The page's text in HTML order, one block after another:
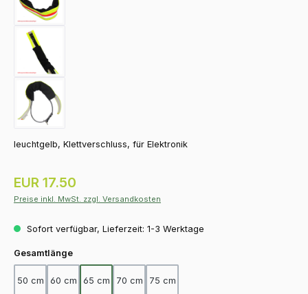
leuchtgelb, Klettverschluss, für Elektronik
Regulärer Preis:
EUR 17.50
Preise inkl. MwSt. zzgl. Versandkosten
Sofort verfügbar, Lieferzeit: 1-3 Werktage
Gesamtlängeauswählen
50 cm 60 cm 65 cm 70 cm 75 cm